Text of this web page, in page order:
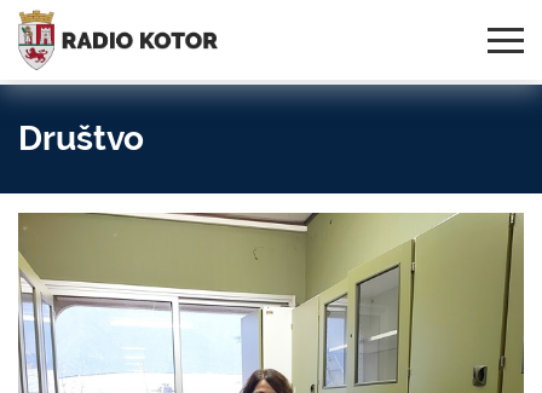
S PONOSOM NOSIMO IME
SVOG GRADA!
Društvo